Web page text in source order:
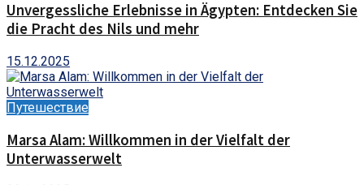
Unvergessliche Erlebnisse in Ägypten: Entdecken Sie
die Pracht des Nils und mehr
15.12.2025
Путешествие
Marsa Alam: Willkommen in der Vielfalt der
Unterwasserwelt